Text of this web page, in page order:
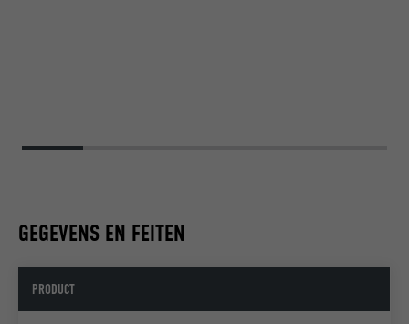
GEGEVENS EN FEITEN
PRODUCT